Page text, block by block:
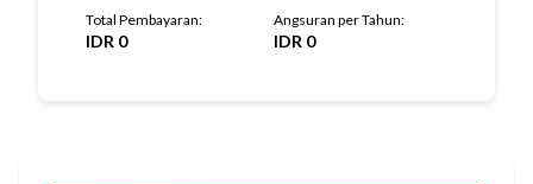
Total Pembayaran:
IDR 0
Angsuran per Tahun:
IDR 0